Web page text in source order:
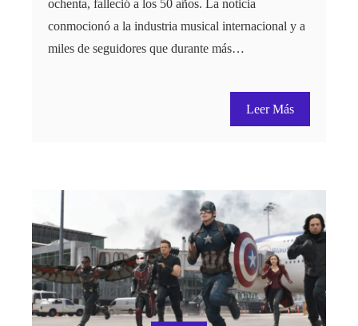
ochenta, falleció a los 50 años. La noticia
conmocionó a la industria musical internacional y a
miles de seguidores que durante más…
Leer Más